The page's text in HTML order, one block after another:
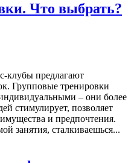
Что выбрать?
клубы предлагают
Групповые тренировки
– они более
стимулирует, позволяет
и предпочтения.
занятия, сталкиваешься...